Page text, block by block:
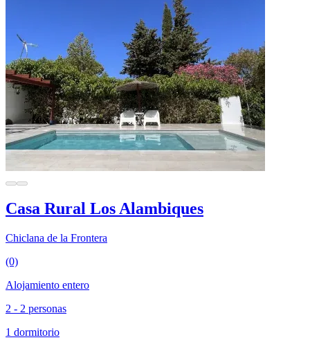
Casa Rural Los Alambiques
Chiclana de la Frontera
(0)
Alojamiento entero
2 - 2 personas
1 dormitorio